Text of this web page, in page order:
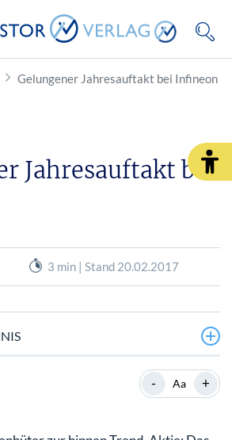
Gelungener Jahresauftakt bei Infineon
Jahresauftakt bei
3 min | Stand 20.02.2017
Kunde
- Aa +